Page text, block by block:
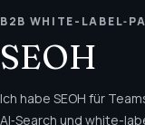
B2B WHITE-
SEOH
Ich habe SEOH für
AI‑Search und white-